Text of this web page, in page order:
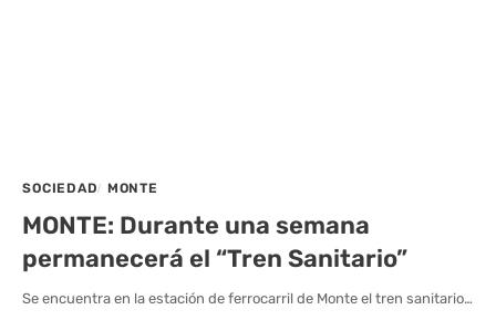
SOCIEDAD MONTE
MONTE: Durante una semana
permanecerá el “Tren Sanitario”
Se encuentra en la estación de ferrocarril de Monte el tren sanitario…